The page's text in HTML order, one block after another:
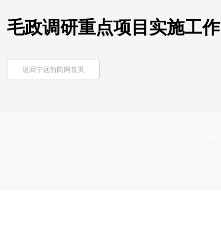
毛政调研重点项目实施工作
返回宁远新闻网首页